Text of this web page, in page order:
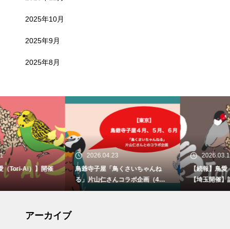
2025年10月
2025年9月
2025年8月
2026.04.23
鳥爺寺子屋「鳥くさいちゃんね
る」片山仁さんコラボ企画（4月2
9日、5月30日、6月21日）開催
2026.03.18
【続報】鳥愛（Tori-Ai）第2回
【埼玉開催】講演内容のご案内
アーカイブ